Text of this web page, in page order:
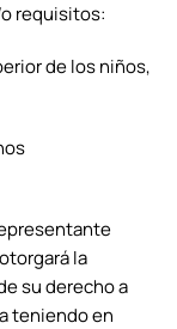
requisitos:
de los niños,
la
su derecho a
teniendo en